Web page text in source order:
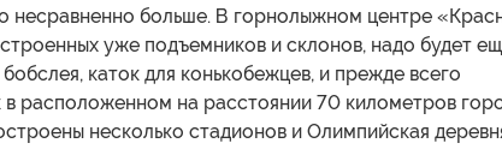
несравненно больше. В горнолыжном центре
уже подъемников и склонов, надо будет
каток для конькобежцев, и прежде всего
в расположенном на расстоянии 70 километров
несколько стадионов и Олимпийская